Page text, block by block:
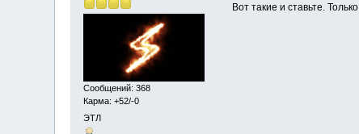
Сообщений: 368
Карма: +52/-0
ЭТЛ
Вот такие и ставьте.